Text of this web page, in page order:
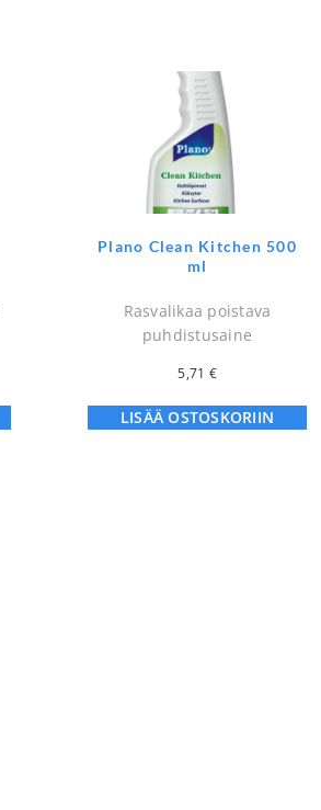
Plano Clean Kitchen 500
ml
Rasvalikaa poistava
puhdistusaine
5,71 €
LISÄÄ OSTOSKORIIN